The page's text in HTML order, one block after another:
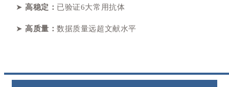
➤ 高稳定： 已验证6大常用抗体
➤ 高质量：数据质量远超文献水平